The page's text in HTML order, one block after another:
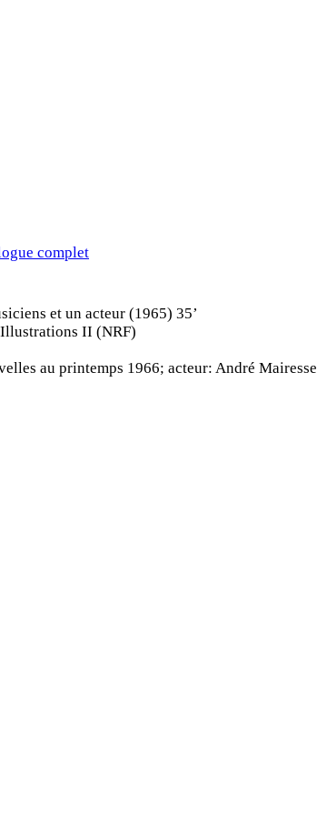
complet
et un acteur (1965) 35’
II (NRF)
au printemps 1966; acteur: André Mairesse